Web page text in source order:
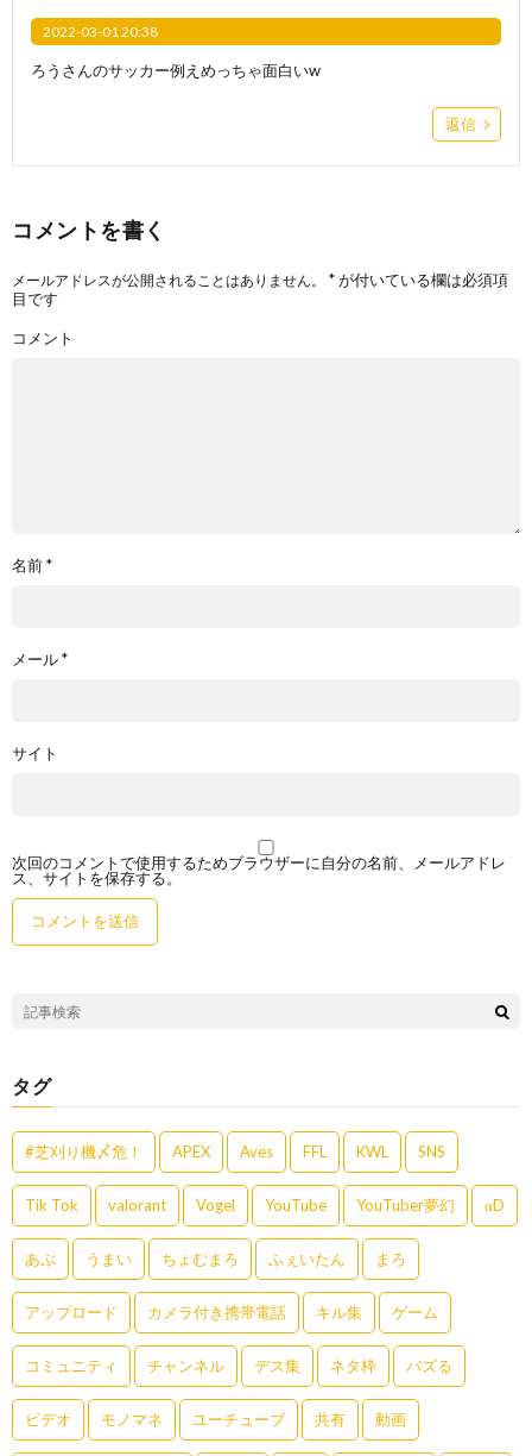
2022-03-01 20:38
ろうさんのサッカー例えめっちゃ面白いw
返信
コメントを書く
メールアドレスが公開されることはありません。 *が付いている欄は必須項
目です
コメント
名前*
メール*
サイト
次回のコメントで使用するためブラウザーに自分の名前、メールアドレ
ス、サイトを保存する。
タグ
#芝刈り機〆危！ APEX Aves FFL KWL SNS
Tik Tok valorant Vogel YouTube YouTuber夢幻 αD
あぶ うまい ちょむまろ ふぇいたん まろ
アップロード カメラ付き携帯電話 キル集 ゲーム
コミュニティ チャンネル デス集 ネタ枠 バズる
ビデオ モノマネ ユーチューブ 共有 動画